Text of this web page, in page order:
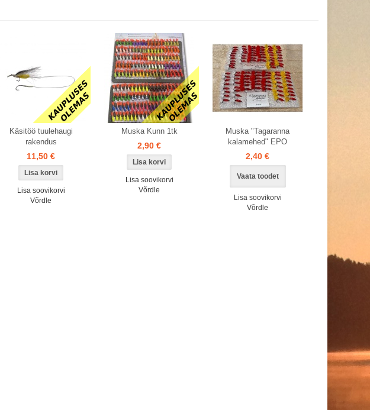
Käsitöö tuulehaugi
rakendus
11,50 €
Lisa soovikorvi
Võrdle
Muska Kunn 1tk
2,90 €
Lisa soovikorvi
Võrdle
Muska "Tagaranna
kalamehed" EPO
2,40 €
Vaata toodet
Lisa soovikorvi
Võrdle